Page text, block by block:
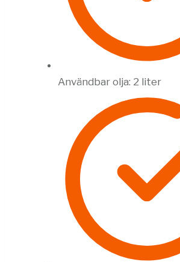
Användbar olja: 2 liter